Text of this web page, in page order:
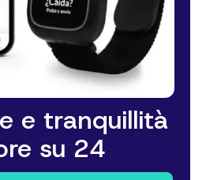
e tranquillità
su 24